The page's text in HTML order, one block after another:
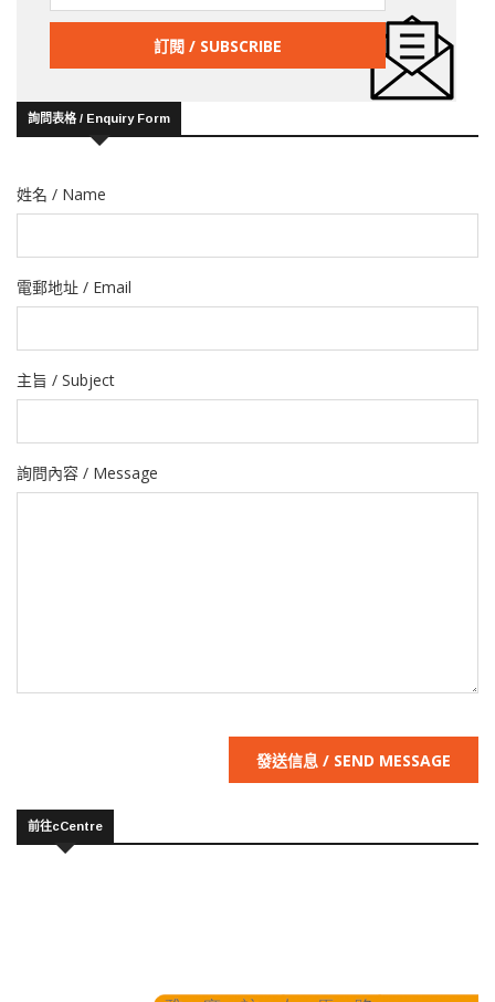
詢問表格 / Enquiry Form
姓名 / Name
電郵地址 / Email
主旨 / Subject
詢問內容 / Message
發送信息 / SEND MESSAGE
前往cCentre